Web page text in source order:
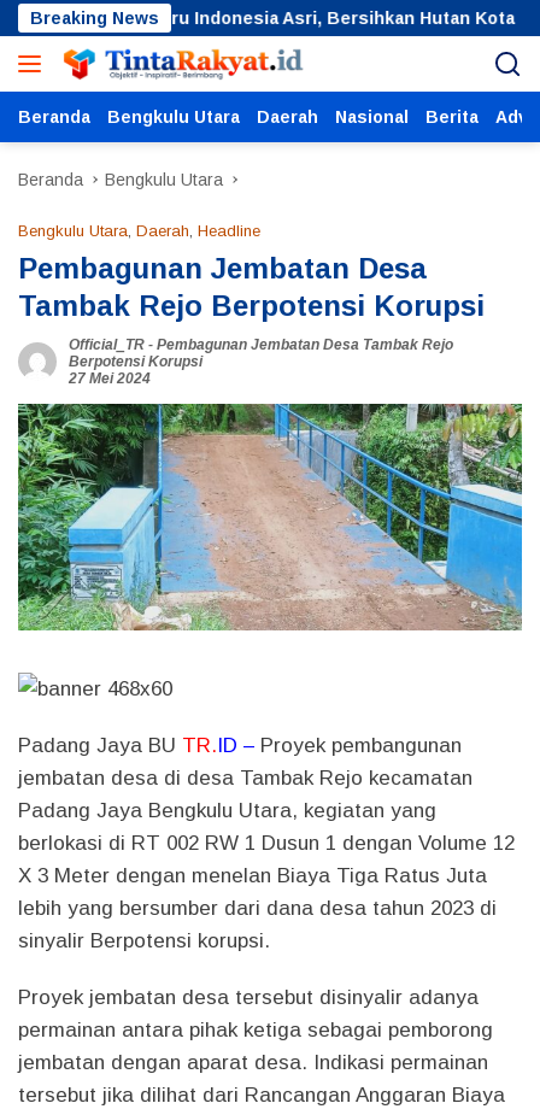
Langsung
ke
konten
Breaking News
Langit Biru Indonesia Asri, Bersihkan Hutan Kota
Beranda Bengkulu Utara Daerah Nasional Berita
Beranda Bengkulu Utara
Bengkulu Utara, Daerah, Headline
Pembagunan Jembatan Desa
Tambak Rejo Berpotensi Korupsi
Official_TR - Pembagunan Jembatan Desa Tambak Rejo
Berpotensi Korupsi
27 Mei 2024
Padang Jaya BU TR. ID – Proyek pembangunan
jembatan desa di desa Tambak Rejo kecamatan
Padang Jaya Bengkulu Utara, kegiatan yang
berlokasi di RT 002 RW 1 Dusun 1 dengan Volume 12
X 3 Meter dengan menelan Biaya Tiga Ratus Juta
lebih yang bersumber dari dana desa tahun 2023 di
sinyalir Berpotensi korupsi.
Proyek jembatan desa tersebut disinyalir adanya
permainan antara pihak ketiga sebagai pemborong
jembatan dengan aparat desa. Indikasi permainan
tersebut jika dilihat dari Rancangan Anggaran Biaya